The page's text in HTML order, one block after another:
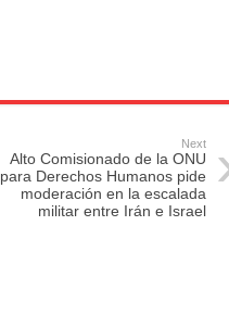
Next
Alto Comisionado de la ONU
para Derechos Humanos pide
moderación en la escalada
militar entre Irán e Israel